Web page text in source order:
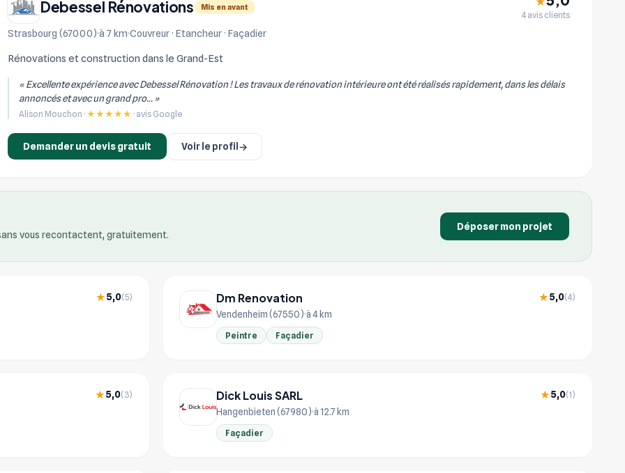
Debessel Rénovations Mis en avant
Strasbourg (67000) à 7 km Couvreur · Etancheur · Façadier
4 avis clients
Rénovations et construction dans le Grand-Est
« Excellente expérience avec Debessel Rénovation ! Les travaux de rénovation intérieure ont été réalisés rapidement, dans les délais
annoncés et avec un grand pro... »
Alison Mouchon · ★★★★★ · avis Google
Demander un devis gratuit Voir le profil →
vous recontactent, gratuitement.
Déposer mon projet
★5,0(5) Dm Renovation ★5,0(4)
Vendenheim (67550) à 4 km
Peintre Façadier
★5,0(3) Dick Louis SARL ★5,0(1)
Hangenbieten (67980) à 12.7 km
Façadier